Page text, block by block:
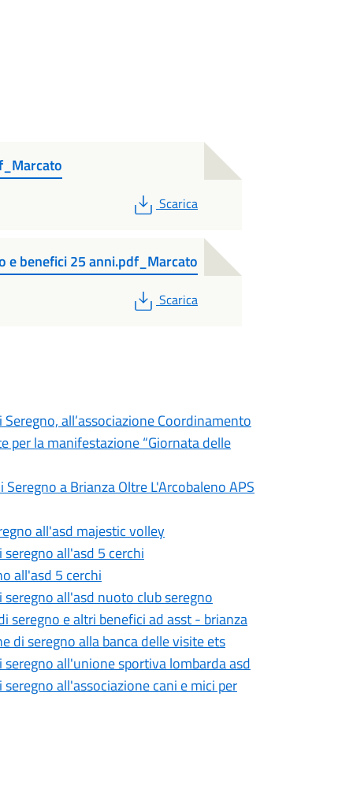
PDF
Scarica
e benefici 25 anni.pdf_Marcato
PDF
Scarica
all’associazione Coordinamento
per la manifestazione “Giornata delle
a Brianza Oltre L'Arcobaleno APS
all'asd majestic volley
all'asd 5 cerchi
all'asd 5 cerchi
all'asd nuoto club seregno
seregno e altri benefici ad asst - brianza
di seregno alla banca delle visite ets
all'unione sportiva lombarda asd
all'associazione cani e mici per